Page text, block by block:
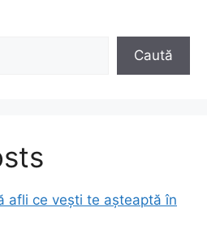
Caută
afli ce vești te așteaptă în